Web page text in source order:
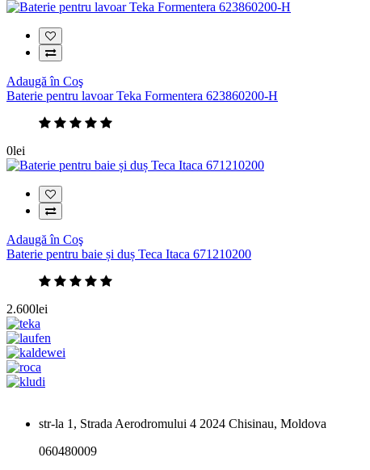
Adaugă în Coş
Baterie pentru lavoar Teka Formentera 623860200-H
0lei
Adaugă în Coş
Baterie pentru baie și duș Teca Itaca 671210200
2.600lei
str-la 1, Strada Aerodromului 4 2024 Chisinau, Moldova
060480009